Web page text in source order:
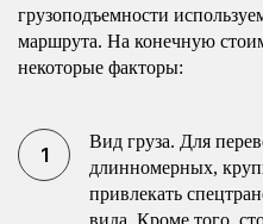
грузоподъемности
маршрута. На конечную
некоторые факторы:
Вид груза. Для
длинномерных,
привлекать
вида. Кроме того,